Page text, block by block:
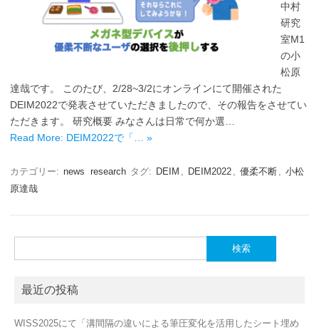
中村
研究
室M1
の小
松原
達哉です。 このたび、2/28~3/2にオンラインにて開催された
DEIM2022で発表させていただきましたので、その報告をさせてい
ただきます。 研究概要 みなさんは日常で何か選…
Read More: DEIM2022で「… »
カテゴリー: news research タグ: DEIM , DEIM2022 , 優柔不断 , 小松
原達哉
索:
最近の投稿
WISS2025にて「溝間隔の違いによる筆圧変化を活用したシート埋め